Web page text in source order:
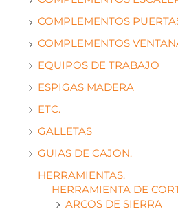
COMPLEMENTOS
COMPLEMENTOS
EQUIPOS DE TRABAJO
ESPIGAS MADERA
ETC.
GALLETAS
GUIAS DE CAJON.
HERRAMIENTAS.
HERRAMIENTA DE
ARCOS DE SIERRA